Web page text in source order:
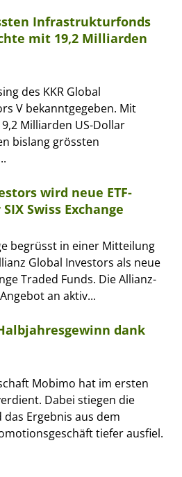
Infrastrukturfonds
mit 19,2 Milliarden
des KKR Global
V bekanntgegeben. Mit
Milliarden US-Dollar
bislang grössten
wird neue ETF-
Swiss Exchange
begrüsst in einer Mitteilung
Global Investors als neue
Traded Funds. Die Allianz-
an aktiv...
dank
Mobimo hat im ersten
Dabei stiegen die
Ergebnis aus dem
tiefer ausfiel.